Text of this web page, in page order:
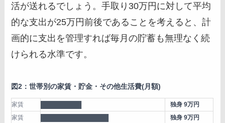
活が送れるでしょう。手取り30万円に対して平均
的な支出が25万円前後であることを考えると、計
画的に支出を管理すれば毎月の貯蓄も無理なく続
けられる水準です。
図2：世帯別の家賃・貯金・その他生活費(月額)
家賃
独身 9万円
家賃
独身 9万円